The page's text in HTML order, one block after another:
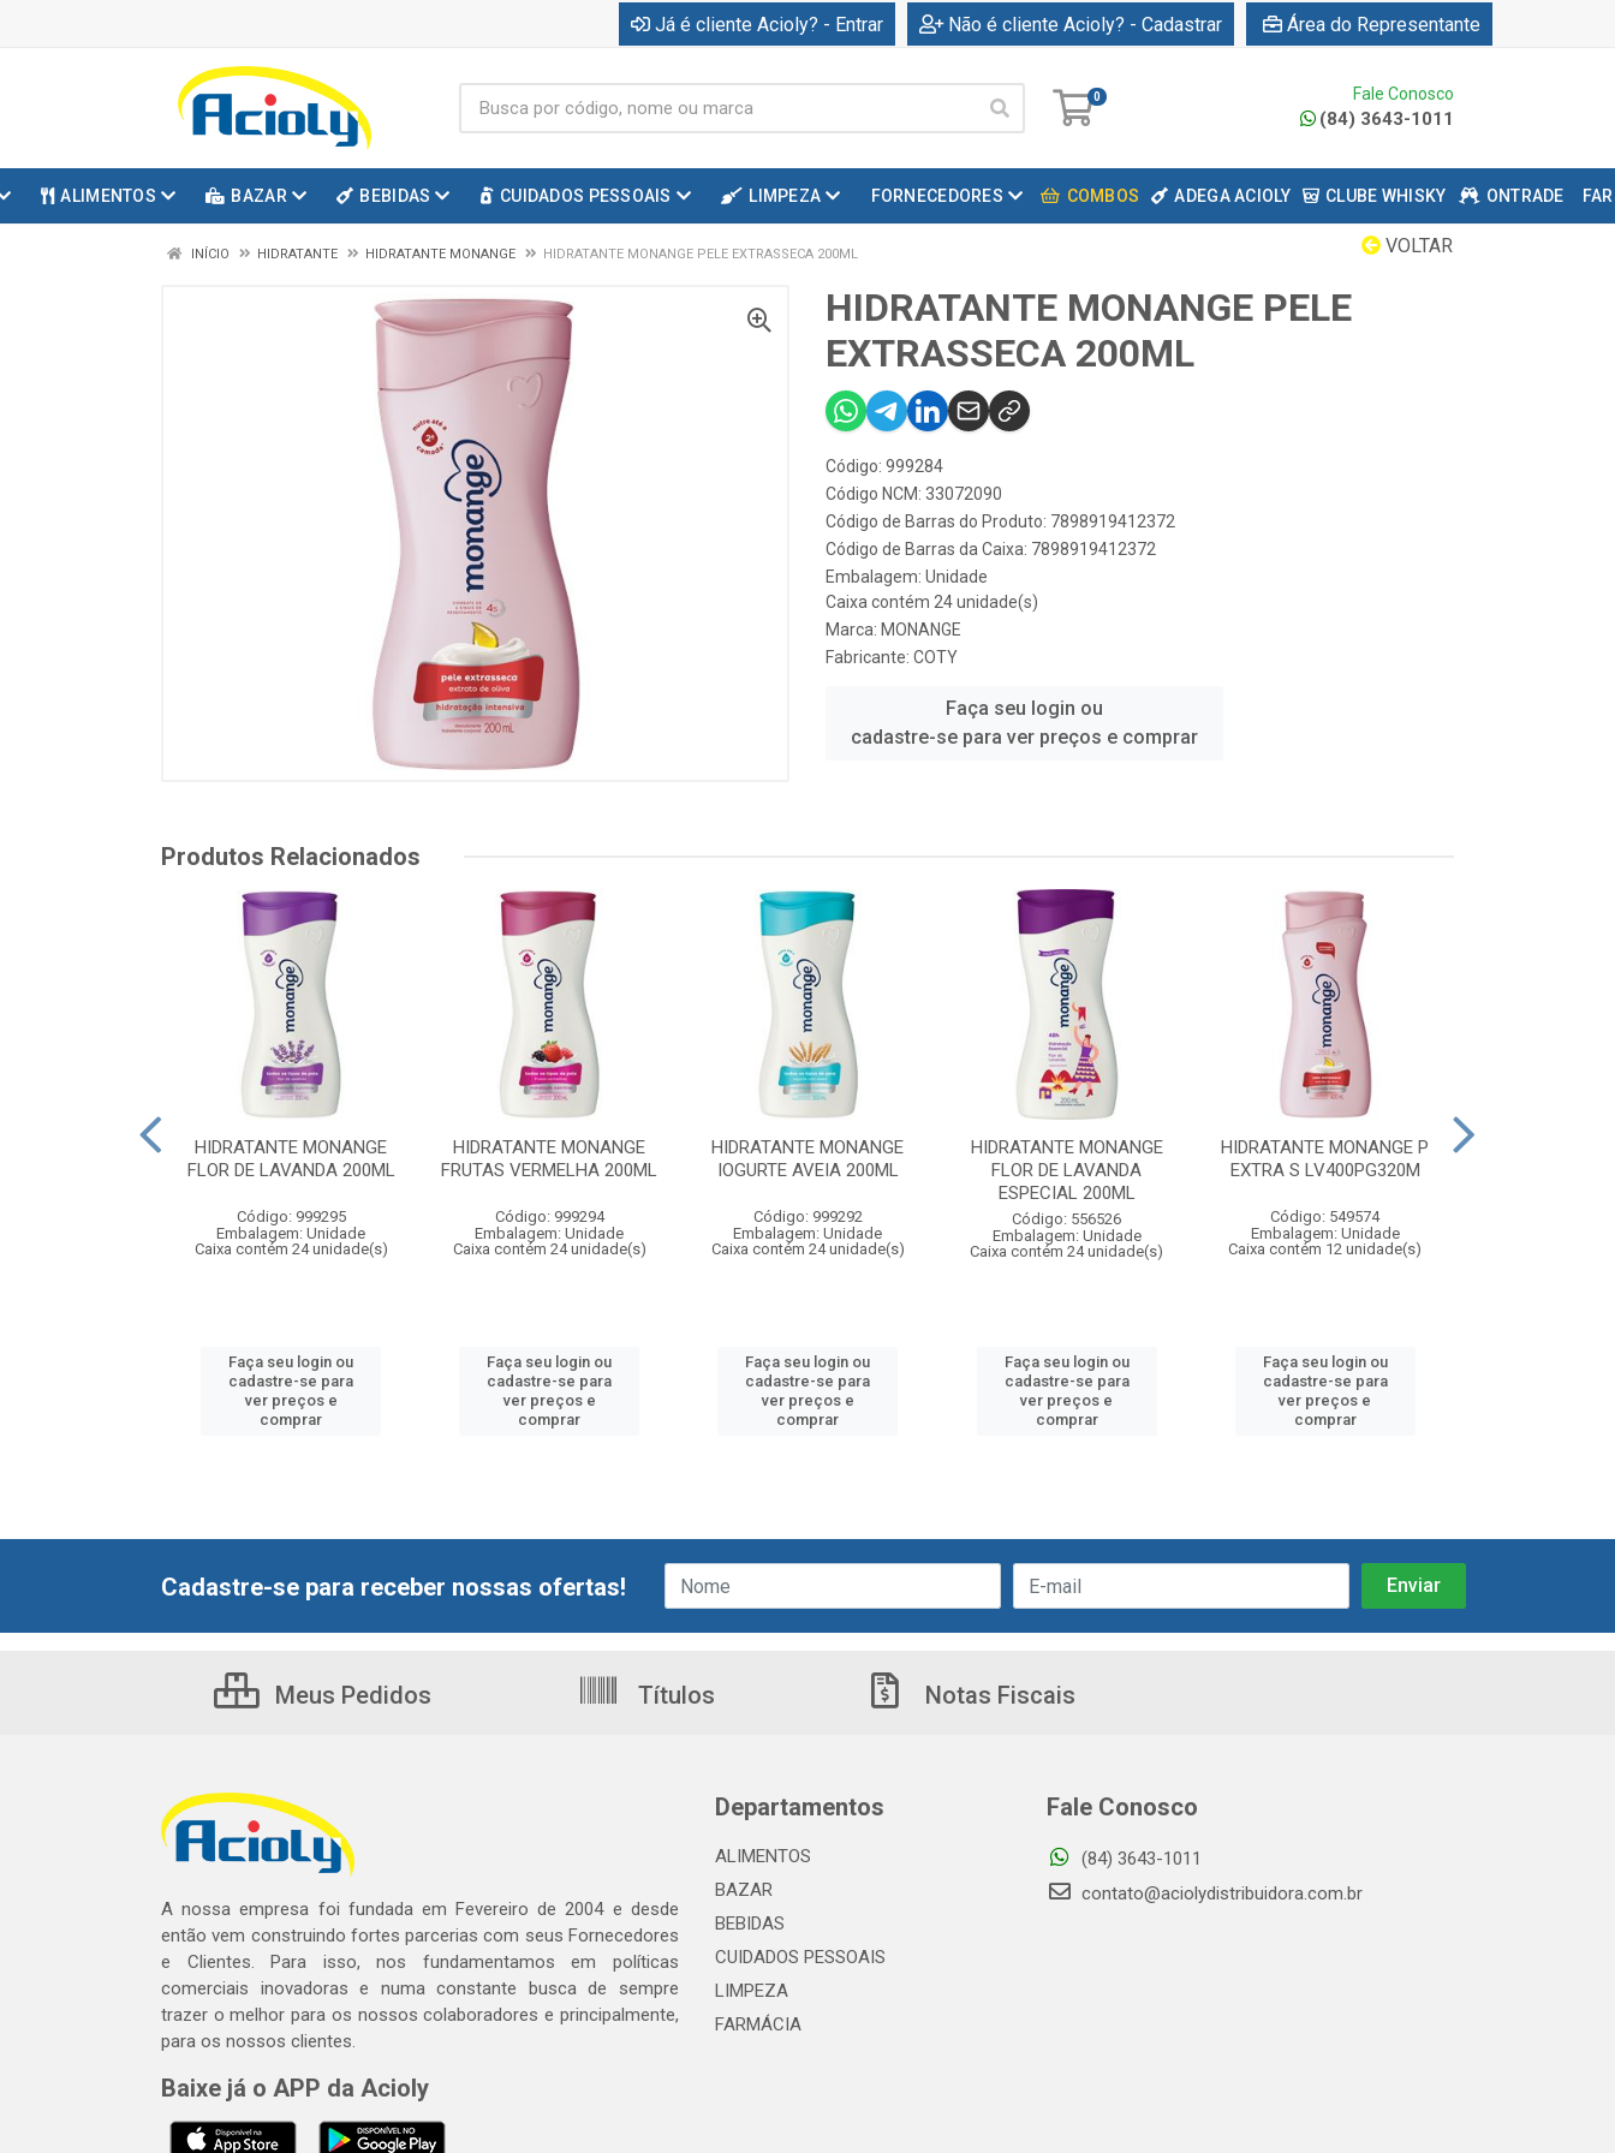
Já é cliente Acioly? - Entrar Não é cliente Acioly? - Cadastrar Área do Representante
0 Fale Conosco
(84) 3643-1011
ALIMENTOS BAZAR BEBIDAS CUIDADOS PESSOAIS LIMPEZA FORNECEDORES COMBOS ADEGA ACIOLY CLUBE WHISKY ONTRADE
VOLTAR
INÍCIO HIDRATANTE HIDRATANTE MONANGE HIDRATANTE MONANGE PELE EXTRASSECA 200ML
HIDRATANTE MONANGE PELE
EXTRASSECA 200ML
Código: 999284
Código NCM: 33072090
Código de Barras do Produto: 7898919412372
Código de Barras da Caixa: 7898919412372
Embalagem: Unidade
Caixa contém 24 unidade(s)
Marca: MONANGE
Fabricante: COTY
Faça seu login ou
cadastre-se para ver preços e comprar
Produtos Relacionados
HIDRATANTE MONANGE
FLOR DE LAVANDA 200ML
Código: 999295
Embalagem: Unidade
Caixa contém 24 unidade(s)
Faça seu login ou
cadastre-se para
ver preços e
comprar
HIDRATANTE MONANGE
FRUTAS VERMELHA 200ML
Código: 999294
Embalagem: Unidade
Caixa contém 24 unidade(s)
Faça seu login ou
cadastre-se para
ver preços e
comprar
HIDRATANTE MONANGE
IOGURTE AVEIA 200ML
Código: 999292
Embalagem: Unidade
Caixa contém 24 unidade(s)
Faça seu login ou
cadastre-se para
ver preços e
comprar
HIDRATANTE MONANGE
FLOR DE LAVANDA
ESPECIAL 200ML
Código: 556526
Embalagem: Unidade
Caixa contém 24 unidade(s)
Faça seu login ou
cadastre-se para
ver preços e
comprar
HIDRATANTE MONANGE P
EXTRA S LV400PG320M
Código: 549574
Embalagem: Unidade
Caixa contém 12 unidade(s)
Faça seu login ou
cadastre-se para
ver preços e
comprar
Cadastre-se para receber nossas ofertas!
Meus Pedidos Títulos Notas Fiscais
A nossa empresa foi fundada em Fevereiro de 2004 e desde
então vem construindo fortes parcerias com seus Fornecedores
e Clientes. Para isso, nos fundamentamos em políticas
comerciais inovadoras e numa constante busca de sempre
trazer o melhor para os nossos colaboradores e principalmente,
para os nossos clientes.
Baixe já o APP da Acioly
Departamentos
ALIMENTOS
BAZAR
BEBIDAS
CUIDADOS PESSOAIS
LIMPEZA
FARMÁCIA
Fale Conosco
(84) 3643-1011
contato@aciolydistribuidora.com.br